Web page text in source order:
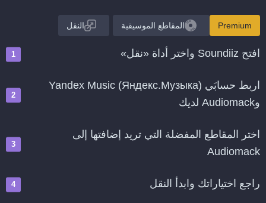
Premium المقاطع الموسيقية النقل
افتح Soundiiz واختر أداة «نقل»
اربط حسابَي Yandex Music (Яндекс.Музыка)
وAudiomack لديك
اختر المقاطع المفضلة التي تريد إضافتها إلى
Audiomack
راجع اختياراتك وابدأ النقل